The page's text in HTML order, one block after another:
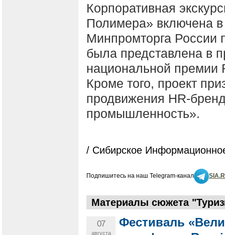
Корпоративная
Полимера» включена
Минпромторга
была представлена в
национальной премии
Кроме того, проект
продвижения HR-
промышленность».
/ Сибирское
Подпишитесь на наш Telegram-канал
Материалы сюжета
07
августа
Фестиваль